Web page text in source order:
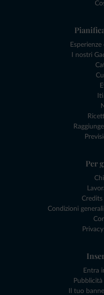
I nostri
Per
Condizioni
Entra
Il tuo